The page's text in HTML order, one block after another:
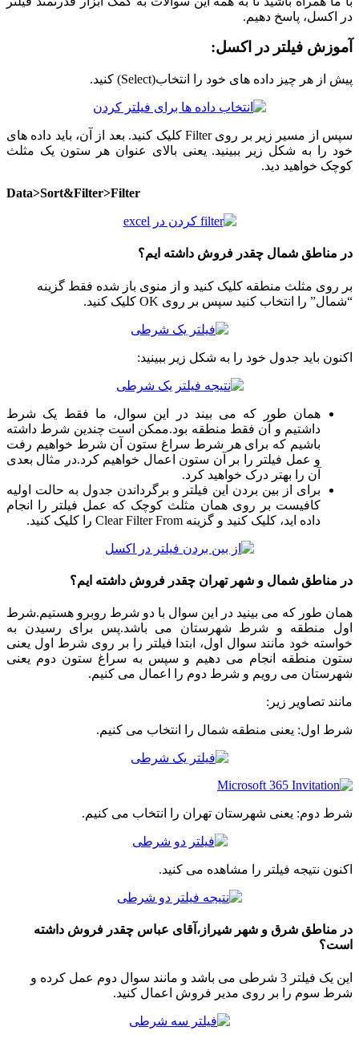
در اکسل، پاسخ دهیم.
آموزش فیلتر در اکسل:
پیش از هر چیز داده های خود را انتخاب(Select) کنید.
سپس از مسیر زیر بر روی Filter کلیک کنید. بعد از آن، باید داده های
خود را به شکل زیر ببینید. یعنی بالای عنوان هر ستون یک مثلث
کوچک خواهید دید.
Data>Sort&Filter>Filter
در مناطق شمال چقدر فروش داشته ایم؟
بر روی مثلث منطقه کلیک کنید و از منوی باز شده فقط گزینه
“شمال” را انتخاب کنید سپس بر روی OK کلیک کنید.
اکنون باید جدول خود را به شکل زیر ببینید:
همان طور که می بیند در این سوال، ما فقط یک شرط
داشتیم و آن فقط منطقه بود.ممکن است چندین شرط داشته
باشیم که برای هر شرط سراغ ستون آن شرط خواهیم رفت
و عمل فیلتر را بر آن ستون اعمال خواهیم کرد.در مثال بعدی
آن را بهتر درک خواهید کرد.
برای از بین بردن این فیلتر و برگرداندن جدول به حالت اولیه
کافیست بر روی همان مثلث کوچک که عمل فیلتر را انجام
داده اید، کلیک کنید و گزینه Clear Filter From را کلیک کنید.
در مناطق شمال و شهر تهران چقدر فروش داشته ایم؟
همان طور که می بینید در این سوال با دو شرط روبرو هستیم.شرط
اول منطقه و شرط شهرستان می باشد.پس برای رسیدن به
خواسته خود مانند سوال اول، ابتدا فیلتر را بر روی شرط اول یعنی
ستون منطقه انجام می دهیم و سپس به سراغ ستون دوم یعنی
شهرستان می رویم و شرط دوم را اعمال می کنیم.
مانند تصاویر زیر:
شرط اول: یعنی منطقه شمال را انتخاب می کنیم.
شرط دوم: یعنی شهرستان تهران را انتخاب می کنیم.
اکنون نتیجه فیلتر را مشاهده می کنید.
در مناطق شرق و شهر شیراز،آقای عباس چقدر فروش داشته
است؟
این یک فیلتر 3 شرطی می باشد و مانند سوال دوم عمل کرده و
شرط سوم را بر روی مدیر فروش اعمال کنید.